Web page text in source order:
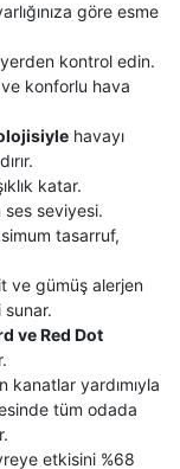
göre esme
yerden kontrol edin.
konforlu hava
havayı
katar.
ses seviyesi.
tasarruf,
ve gümüş alerjen
ve Red Dot
kanatlar yardımıyla
tüm odada
etkisini %68